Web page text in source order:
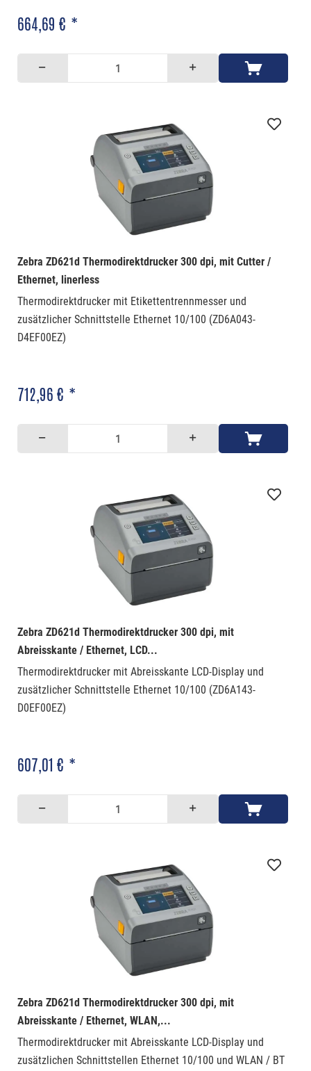
664,69 € *
Zebra ZD621d Thermodirektdrucker 300 dpi, mit Cutter /
Ethernet, linerless
Thermodirektdrucker mit Etikettentrennmesser und
zusätzlicher Schnittstelle Ethernet 10/100 (ZD6A043-
D4EF00EZ)
712,96 € *
Zebra ZD621d Thermodirektdrucker 300 dpi, mit
Abreisskante / Ethernet, LCD...
Thermodirektdrucker mit Abreisskante LCD-Display und
zusätzlicher Schnittstelle Ethernet 10/100 (ZD6A143-
D0EF00EZ)
607,01 € *
Zebra ZD621d Thermodirektdrucker 300 dpi, mit
Abreisskante / Ethernet, WLAN,...
Thermodirektdrucker mit Abreisskante LCD-Display und
zusätzlichen Schnittstellen Ethernet 10/100 und WLAN / BT